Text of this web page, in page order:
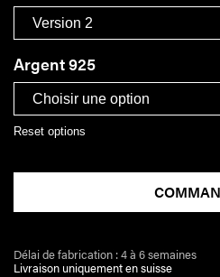
Argent 925
Reset options
Délai de fabrication : 4 à 6 semaines
Livraison uniquement en suisse